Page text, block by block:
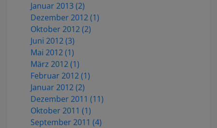
Januar 2013 (2)
Dezember 2012 (1)
Oktober 2012 (2)
Juni 2012 (3)
Mai 2012 (1)
März 2012 (1)
Februar 2012 (1)
Januar 2012 (2)
Dezember 2011 (11)
Oktober 2011 (1)
September 2011 (4)